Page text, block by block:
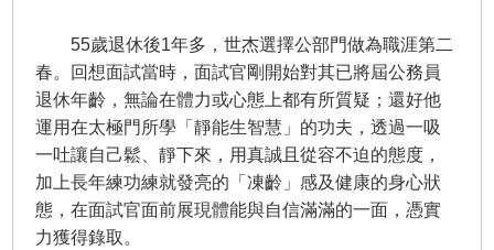
55歲退休後1年多，世杰選擇公部門做為職涯第二
春。回想面試當時，面試官剛開始對其已將屆公務員
退休年齡，無論在體力或心態上都有所質疑；還好他
運用在太極門所學「靜能生智慧」的功夫，透過一吸
一吐讓自己鬆、靜下來，用真誠且從容不迫的態度，
加上長年練功練就發亮的「凍齡」感及健康的身心狀
態，在面試官面前展現體能與自信滿滿的一面，憑實
力獲得錄取。